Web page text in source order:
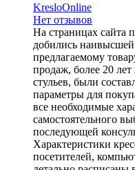
KresloOnline
Нет отзывов
На страницах сайта
добились
предлагаемому
продаж, более 20
стульев, были
параметры для
все необходимые
самостоятельного
последующей
Характеристики
посетителей,